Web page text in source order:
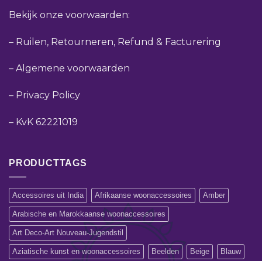
Bekijk onze voorwaarden:
– Ruilen, Retourneren, Refund & Facturering
– Algemene voorwaarden
– Privacy Policy
– KvK 62221019
PRODUCTTAGS
Accessoires uit India Afrikaanse woonaccessoires Amber
Arabische en Marokkaanse woonaccessoires
Art Deco-Art Nouveau-Jugendstil
Aziatische kunst en woonaccessoires Beelden Beige Blauw